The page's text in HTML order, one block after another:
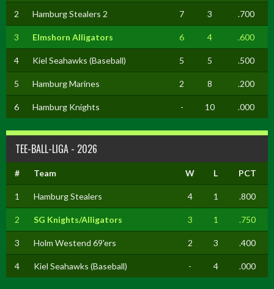
2 Hamburg Stealers 2 7 3 .700
3 Elmshorn Alligators 6 4 .600
4 Kiel Seahawks (Baseball) 5 5 .500
5 Hamburg Marines 2 8 .200
6 Hamburg Knights - 10 .000
TEE-BALL-LIGA - 2026
# Team W L PCT
1 Hamburg Stealers 4 1 .800
2 SG Knights/Alligators 3 1 .750
3 Holm Westend 69'ers 2 3 .400
4 Kiel Seahawks (Baseball) - 4 .000